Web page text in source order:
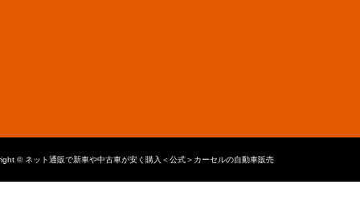
© ネット通販で新車や中古車が安く購入＜公式＞カーセルの自動車販売